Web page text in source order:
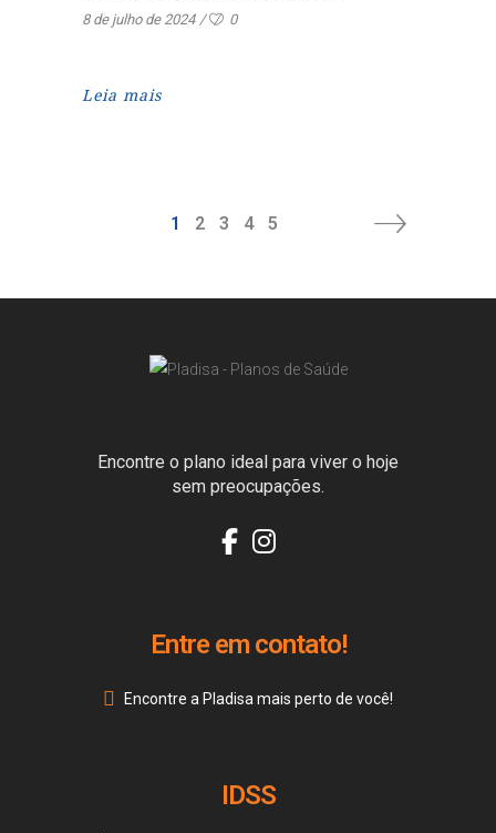
8 de julho de 2024
0
Leia mais
1 2 3 4 5
Encontre o plano ideal para viver o hoje
sem preocupações.
Entre em contato!
Encontre a Pladisa mais perto de você!
IDSS